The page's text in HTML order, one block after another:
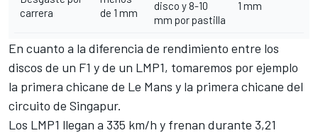
carrera
de 1 mm
disco y 8-10
mm por pastilla
1 mm
En cuanto a la diferencia de rendimiento entre los
discos de un F1 y de un LMP1, tomaremos por ejemplo
la primera chicane de Le Mans y la primera chicane del
circuito de Singapur.
Los LMP1 llegan a 335 km/h y frenan durante 3,21